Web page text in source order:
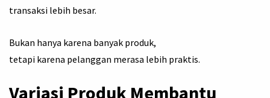
transaksi lebih besar.
Bukan hanya karena banyak produk,
tetapi karena pelanggan merasa lebih praktis.
Variasi Produk Membantu